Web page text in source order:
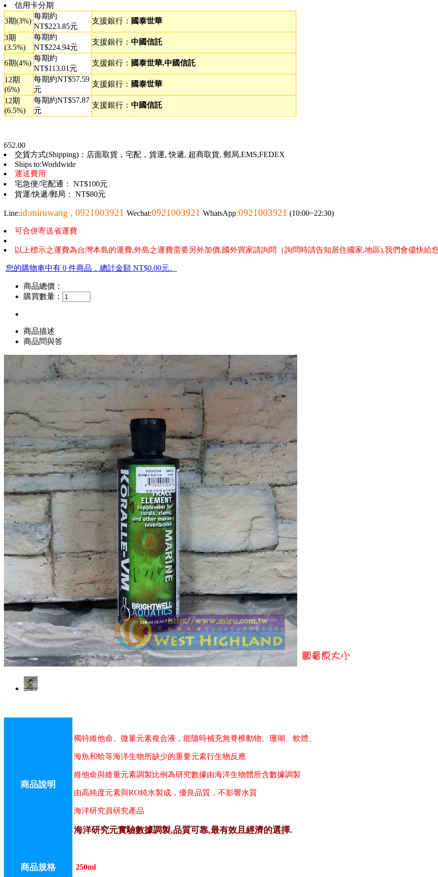
信用卡分期
3期(3%)
每期約
NT$223.85元
支援銀行： 國泰世華
3期
(3.5%)
每期約
NT$224.94元
支援銀行： 中國信託
6期(4%)
每期約
NT$113.01元
支援銀行： 國泰世華,中國信託
12期
(6%)
每期約NT$57.59
元
支援銀行： 國泰世華
12期
(6.5%)
每期約NT$57.87
元
支援銀行： 中國信託
652.00
交貨方式(Shipping)：店面取貨，宅配，貨運, 快遞, 超商取貨, 郵局,EMS,FEDEX
Ships to:Worldwide
運送費用
宅急便/宅配通： NT$100元
貨運/快遞/郵局： NT$80元
Line:id:miruwang , 0921003921 Wechat:0921003921 WhatsApp:0921003921 (10:00~22:30)
可合併寄送省運費
以上標示之運費為台灣本島的運費,外島之運費需要另外加價,國外買家請詢問（詢問時請告知居住國家,地區),我們會儘快給
您的購物車中有 0 件商品，總計金額 NT$0.00元。
商品總價：
購買數量：
商品描述
商品問與答
商品說明
獨特維他命、微量元素複合液，能隨時補充無脊椎動物、珊瑚、軟體、
海魚和蛤等海洋生物所缺少的重要元素行生物反應
維他命與維量元素調製比例為研究數據由海洋生物體所含數據調製
由高純度元素與RO純水製成，優良品質，不影響水質
海洋研究員研究產品
海洋研究元實驗數據調製,品質可靠,最有效且經濟的選擇.
商品規格 250ml